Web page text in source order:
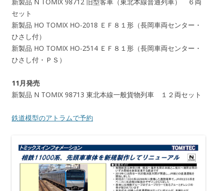
セット
新製品 HO TOMIX HO-2018 ＥＦ８１形（長岡車両センター・
ひさし付）
新製品 HO TOMIX HO-2514 ＥＦ８１形（長岡車両センター・
ひさし付・ＰＳ）
11月発売
新製品 N TOMIX 98713 東北本線一般貨物列車 １２両セット
鉄道模型のアトラムで予約